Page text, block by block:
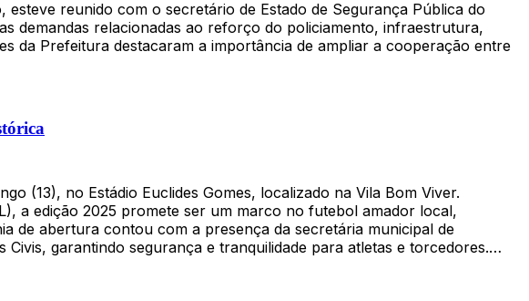
reunido com o secretário de Estado de Segurança Pública do
demandas relacionadas ao reforço do policiamento, infraestrutura,
da Prefeitura destacaram a importância de ampliar a cooperação entre
(13), no Estádio Euclides Gomes, localizado na Vila Bom Viver.
a edição 2025 promete ser um marco no futebol amador local,
de abertura contou com a presença da secretária municipal de
garantindo segurança e tranquilidade para atletas e torcedores.…